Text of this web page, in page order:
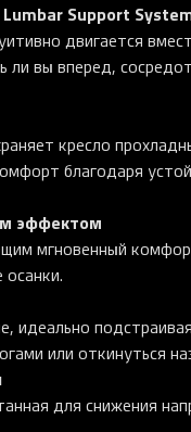
Support
двигается
ли вы вперед,
кресло
благодаря
эффектом
мгновенный
идеально
или откинуться
для снижения